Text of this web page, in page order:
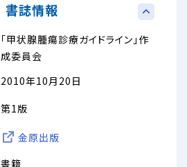
書誌情報
「甲状腺腫瘍診療ガイドライン」作
成委員会
2010年10月20日
第1版
金原出版
書籍